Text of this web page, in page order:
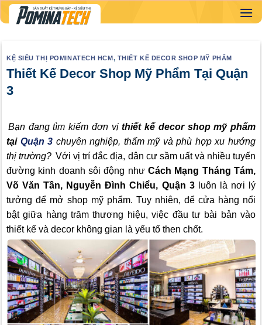
Skip
to
KỆ SIÊU THỊ POMINATECH HCM, THIẾT KẾ DECOR SHOP MỸ PHẨM
Thiết Kế Decor Shop Mỹ Phẩm Tại Quận
3
Bạn đang tìm kiếm đơn vịthiết kế decor shop mỹ phẩm
tại Quận 3 chuyên nghiệp, thẩm mỹ và phù hợp xu hướng
thị trường? Với vị trí đắc địa, dân cư sầm uất và nhiều tuyến
đường kinh doanh sôi động như Cách Mạng Tháng Tám,
Võ Văn Tần, Nguyễn Đình Chiểu, Quận 3luôn là nơi lý
tưởng để mở shop mỹ phẩm. Tuy nhiên, để cửa hàng nổi
bật giữa hàng trăm thương hiệu, việc đầu tư bài bản vào
thiết kế và decor không gian là yếu tố then chốt.